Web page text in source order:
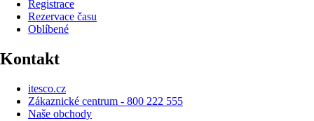
Registrace
Rezervace času
Oblíbené
Kontakt
itesco.cz
Zákaznické centrum - 800 222 555
Naše obchody